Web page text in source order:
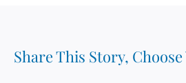
Share This Story,